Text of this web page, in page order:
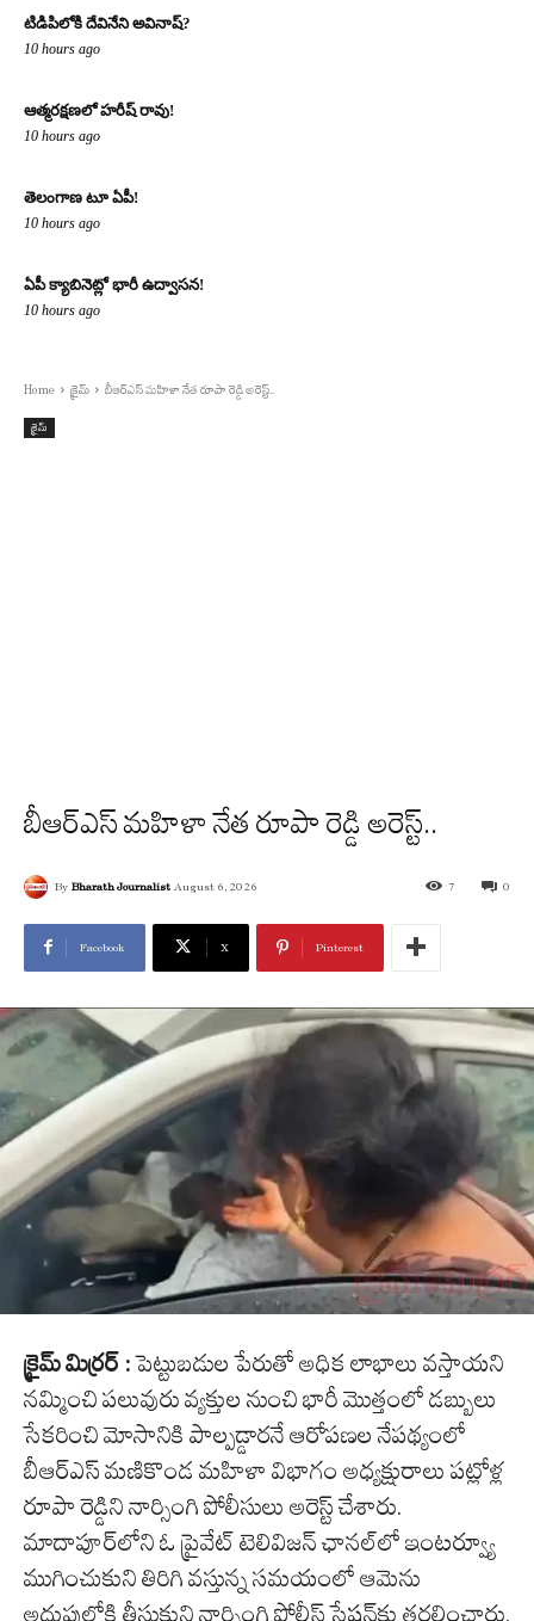
టిడిపిలోకి దేవినేని అవినాష్?
10 hours ago
ఆత్మరక్షణలో హరీష్ రావు!
10 hours ago
తెలంగాణ టూ ఏపీ!
10 hours ago
ఏపీ క్యాబినెట్లో భారీ ఉద్వాసన!
10 hours ago